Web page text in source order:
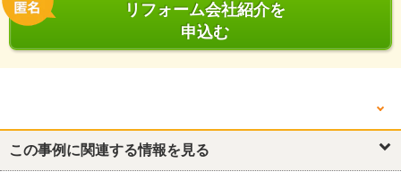
リフォーム会社紹介を
申込む
他の箇所を見る
屋根
この事例に関連する情報を見る